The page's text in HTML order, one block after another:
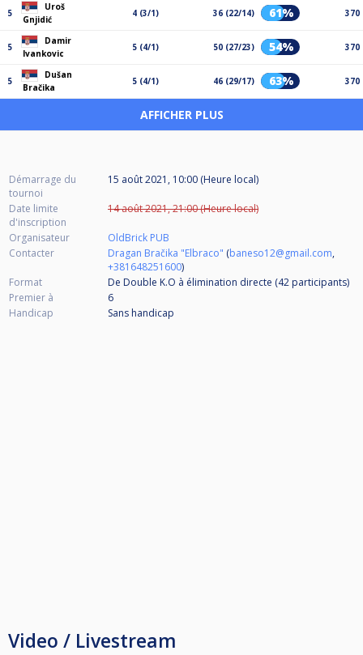
5
Uroš
Gnjidić
4 (3/1) 36 (22/14) 61% 370
5
Damir
Ivankovic
5 (4/1) 50 (27/23) 54% 370
5
Dušan
Bračika
5 (4/1) 46 (29/17) 63% 370
AFFICHER PLUS
Démarrage du
tournoi
15 août 2021, 10:00 (Heure local)
Date limite
d'inscription
14 août 2021, 21:00 (Heure local)
Organisateur
OldBrick PUB
Contacter
Dragan Bračika "Elbraco" (baneso12@gmail.com,
+381648251600)
Format
De Double K.O à élimination directe (42 participants)
Premier à
6
Handicap
Sans handicap
Video / Livestream